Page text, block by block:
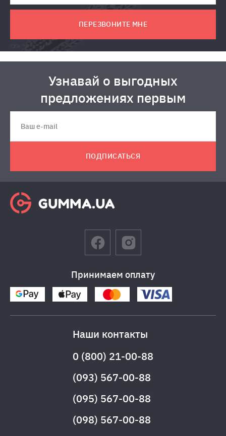
ПЕРЕЗВОНИТЕ МНЕ
Узнавай о выгодных
предложениях первым
ПОДПИСАТЬСЯ
Принимаем оплату
Наши контакты
0 (800) 21-00-88
(093) 567-00-88
(095) 567-00-88
(098) 567-00-88